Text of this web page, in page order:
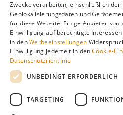
Gefällt dir diese Seite?
Auf
Zwecke verarbeiten, einschließlich der
Geolokalisierungsdaten und
für diese Website. Einige Anbieter
Einwilligung auf berechtigte
in denWerbeeinstellungen
Einwilligung jederzeit in denCookie-
Datenschutzrichtlinie
UNBEDINGT ERFORDERLICH
TARGETING